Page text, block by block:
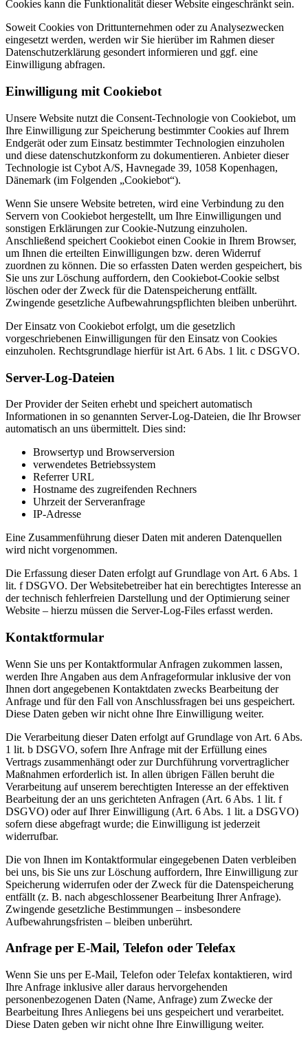
Cookies kann die Funktionalität dieser Website eingeschränkt sein.
Soweit Cookies von Drittunternehmen oder zu Analysezwecken
eingesetzt werden, werden wir Sie hierüber im Rahmen dieser
Datenschutzerklärung gesondert informieren und ggf. eine
Einwilligung abfragen.
Einwilligung mit Cookiebot
Unsere Website nutzt die Consent-Technologie von Cookiebot, um
Ihre Einwilligung zur Speicherung bestimmter Cookies auf Ihrem
Endgerät oder zum Einsatz bestimmter Technologien einzuholen
und diese datenschutzkonform zu dokumentieren. Anbieter dieser
Technologie ist Cybot A/S, Havnegade 39, 1058 Kopenhagen,
Dänemark (im Folgenden „Cookiebot“).
Wenn Sie unsere Website betreten, wird eine Verbindung zu den
Servern von Cookiebot hergestellt, um Ihre Einwilligungen und
sonstigen Erklärungen zur Cookie-Nutzung einzuholen.
Anschließend speichert Cookiebot einen Cookie in Ihrem Browser,
um Ihnen die erteilten Einwilligungen bzw. deren Widerruf
zuordnen zu können. Die so erfassten Daten werden gespeichert, bis
Sie uns zur Löschung auffordern, den Cookiebot-Cookie selbst
löschen oder der Zweck für die Datenspeicherung entfällt.
Zwingende gesetzliche Aufbewahrungspflichten bleiben unberührt.
Der Einsatz von Cookiebot erfolgt, um die gesetzlich
vorgeschriebenen Einwilligungen für den Einsatz von Cookies
einzuholen. Rechtsgrundlage hierfür ist Art. 6 Abs. 1 lit. c DSGVO.
Server-Log-Dateien
Der Provider der Seiten erhebt und speichert automatisch
Informationen in so genannten Server-Log-Dateien, die Ihr Browser
automatisch an uns übermittelt. Dies sind:
Browsertyp und Browserversion
verwendetes Betriebssystem
Referrer URL
Hostname des zugreifenden Rechners
Uhrzeit der Serveranfrage
IP-Adresse
Eine Zusammenführung dieser Daten mit anderen Datenquellen
wird nicht vorgenommen.
Die Erfassung dieser Daten erfolgt auf Grundlage von Art. 6 Abs. 1
lit. f DSGVO. Der Websitebetreiber hat ein berechtigtes Interesse an
der technisch fehlerfreien Darstellung und der Optimierung seiner
Website – hierzu müssen die Server-Log-Files erfasst werden.
Kontaktformular
Wenn Sie uns per Kontaktformular Anfragen zukommen lassen,
werden Ihre Angaben aus dem Anfrageformular inklusive der von
Ihnen dort angegebenen Kontaktdaten zwecks Bearbeitung der
Anfrage und für den Fall von Anschlussfragen bei uns gespeichert.
Diese Daten geben wir nicht ohne Ihre Einwilligung weiter.
Die Verarbeitung dieser Daten erfolgt auf Grundlage von Art. 6 Abs.
1 lit. b DSGVO, sofern Ihre Anfrage mit der Erfüllung eines
Vertrags zusammenhängt oder zur Durchführung vorvertraglicher
Maßnahmen erforderlich ist. In allen übrigen Fällen beruht die
Verarbeitung auf unserem berechtigten Interesse an der effektiven
Bearbeitung der an uns gerichteten Anfragen (Art. 6 Abs. 1 lit. f
DSGVO) oder auf Ihrer Einwilligung (Art. 6 Abs. 1 lit. a DSGVO)
sofern diese abgefragt wurde; die Einwilligung ist jederzeit
widerrufbar.
Die von Ihnen im Kontaktformular eingegebenen Daten verbleiben
bei uns, bis Sie uns zur Löschung auffordern, Ihre Einwilligung zur
Speicherung widerrufen oder der Zweck für die Datenspeicherung
entfällt (z. B. nach abgeschlossener Bearbeitung Ihrer Anfrage).
Zwingende gesetzliche Bestimmungen – insbesondere
Aufbewahrungsfristen – bleiben unberührt.
Anfrage per E-Mail, Telefon oder Telefax
Wenn Sie uns per E-Mail, Telefon oder Telefax kontaktieren, wird
Ihre Anfrage inklusive aller daraus hervorgehenden
personenbezogenen Daten (Name, Anfrage) zum Zwecke der
Bearbeitung Ihres Anliegens bei uns gespeichert und verarbeitet.
Diese Daten geben wir nicht ohne Ihre Einwilligung weiter.